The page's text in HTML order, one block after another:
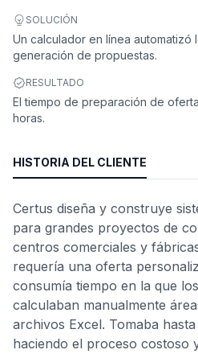
SOLUCIÓN
Un calculador en línea automatizó
generación de propuestas.
RESULTADO
El tiempo de preparación de
horas.
HISTORIA DEL CLIENTE
Certus diseña y construye
para grandes proyectos de
centros comerciales y
requería una oferta
consumía tiempo en la que
calculaban manualmente
archivos Excel. Tomaba
haciendo el proceso costoso